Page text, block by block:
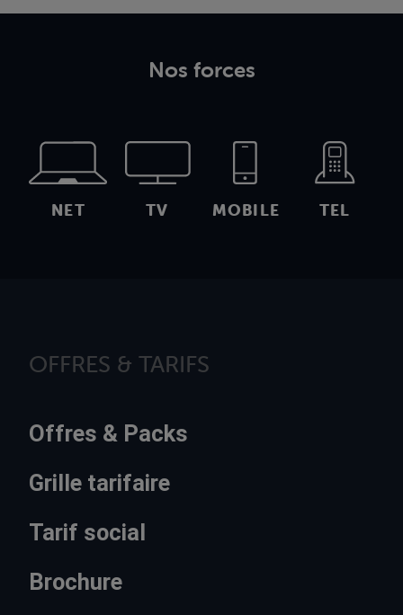
Nos forces
NET TV MOBILE TEL
OFFRES & TARIFS
Offres & Packs
Grille tarifaire
Tarif social
Brochure